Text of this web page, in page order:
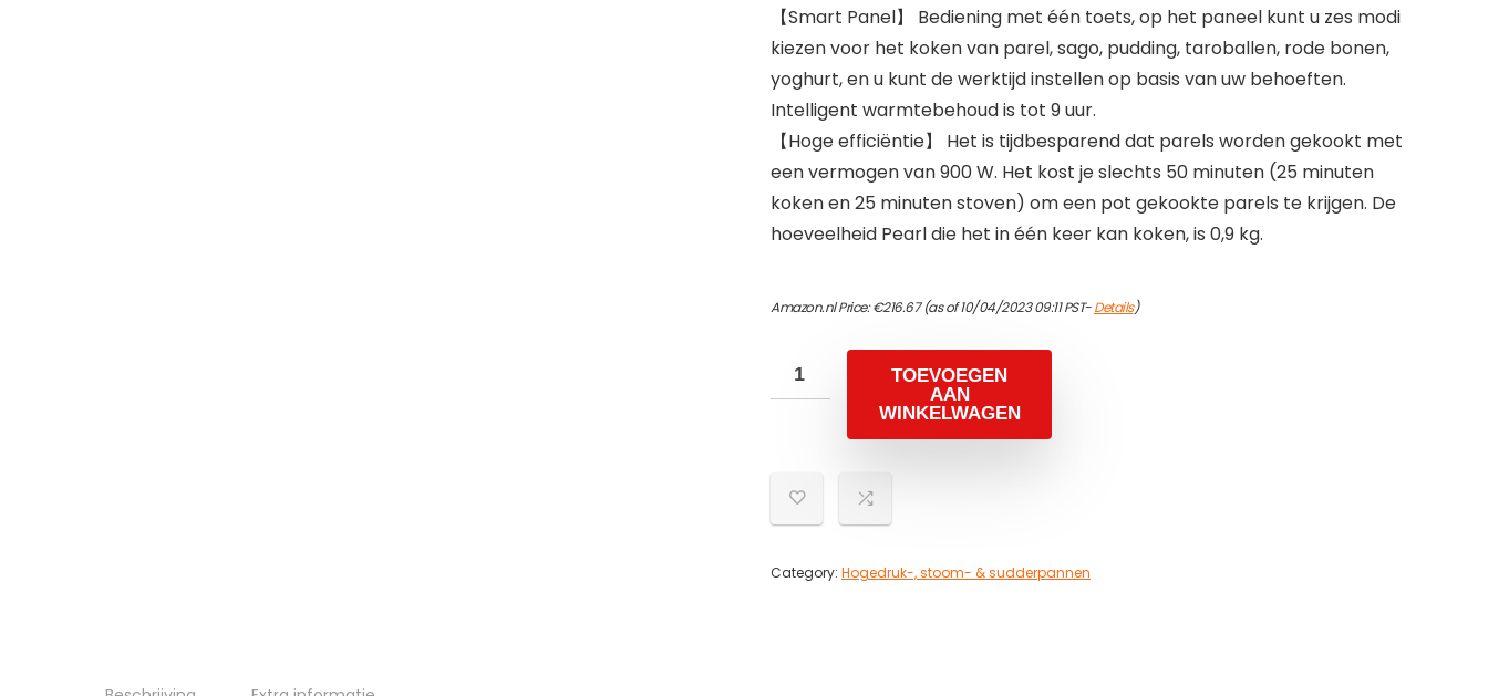
【Smart Panel】 Bediening met één toets, op het paneel kunt u zes modi
kiezen voor het koken van parel, sago, pudding, taroballen, rode bonen,
yoghurt, en u kunt de werktijd instellen op basis van uw behoeften.
Intelligent warmtebehoud is tot 9 uur.
【Hoge efficiëntie】 Het is tijdbesparend dat parels worden gekookt met
een vermogen van 900 W. Het kost je slechts 50 minuten (25 minuten
koken en 25 minuten stoven) om een ​​pot gekookte parels te krijgen. De
hoeveelheid Pearl die het in één keer kan koken, is 0,9 kg.
Amazon.nl Price:€216.67(as of 10/04/2023 09:11 PST-Details)
TOEVOEGEN
AAN
WINKELWAGEN
Category: Hogedruk-, stoom- & sudderpannen